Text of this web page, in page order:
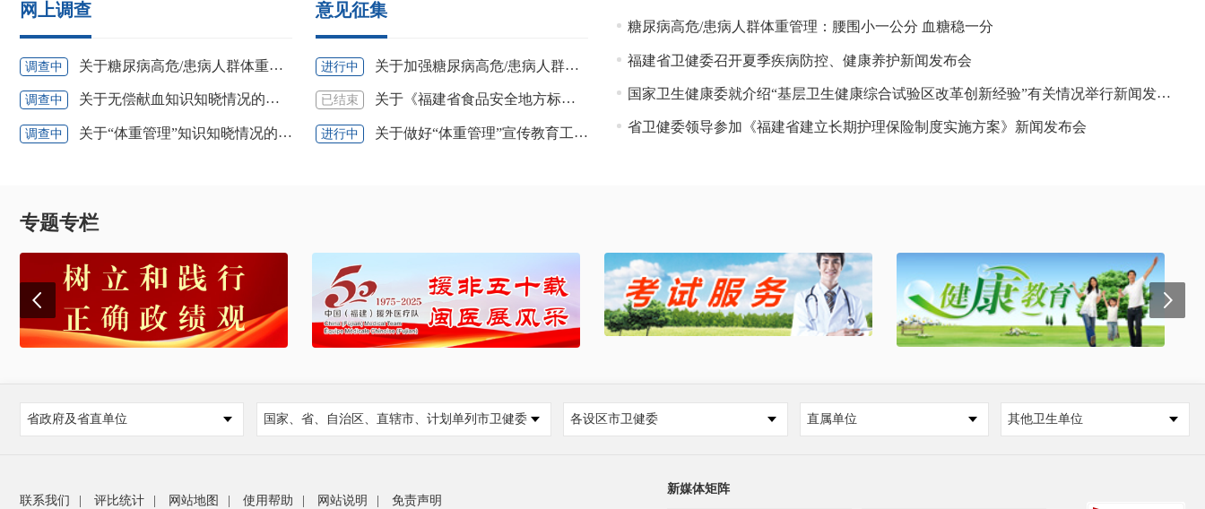
网上调查
调查中 关于糖尿病高危/患病人群体重管理知晓情况的网上调查
调查中 关于无偿献血知识知晓情况的网上调查
调查中 关于“体重管理”知识知晓情况的网上调查
意见征集
进行中 关于加强糖尿病高危/患病人群体重管理的意见征集
已结束 关于《福建省食品安全地方标准 白凤菜（征求意见稿）》的意见征集
进行中 关于做好“体重管理”宣传教育工作的意见征集
糖尿病高危/患病人群体重管理：腰围小一公分 血糖稳一分
福建省卫健委召开夏季疾病防控、健康养护新闻发布会
国家卫生健康委就介绍“基层卫生健康综合试验区改革创新经验”有关情况举行新闻发布会（长汀、介休）
省卫健委领导参加《福建省建立长期护理保险制度实施方案》新闻发布会
专题专栏
省政府及省直单位 国家、省、自治区、直辖市、计划单列市卫健委 各设区市卫健委 直属单位 其他卫生单位
联系我们 评比统计 网站地图 使用帮助 网站说明 免责声明
新媒体矩阵